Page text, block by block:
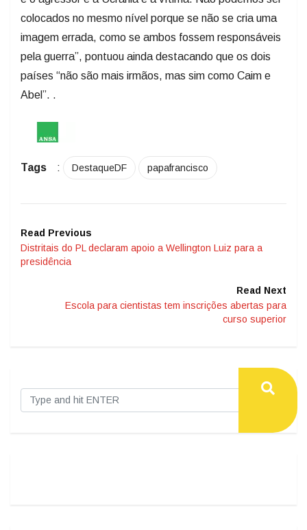
colocados no mesmo nível porque se não se cria uma
imagem errada, como se ambos fossem responsáveis
pela guerra”, pontuou ainda destacando que os dois
países “não são mais irmãos, mas sim como Caim e
Abel”. .
Tags : DestaqueDF papafrancisco
Read Previous
Distritais do PL declaram apoio a Wellington Luiz para a
presidência
Read Next
Escola para cientistas tem inscrições abertas para
curso superior